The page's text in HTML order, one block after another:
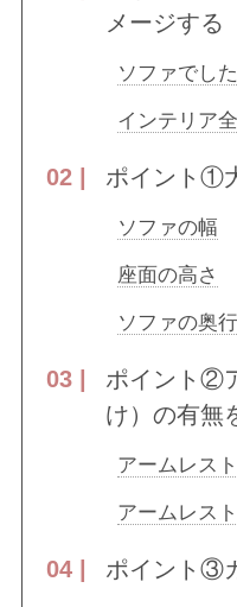
メージする
ソファでし
インテリア
ポイント①
ソファの幅
座面の高さ
ソファの奥
ポイント②
け）の有無
アームレス
アームレス
ポイント③